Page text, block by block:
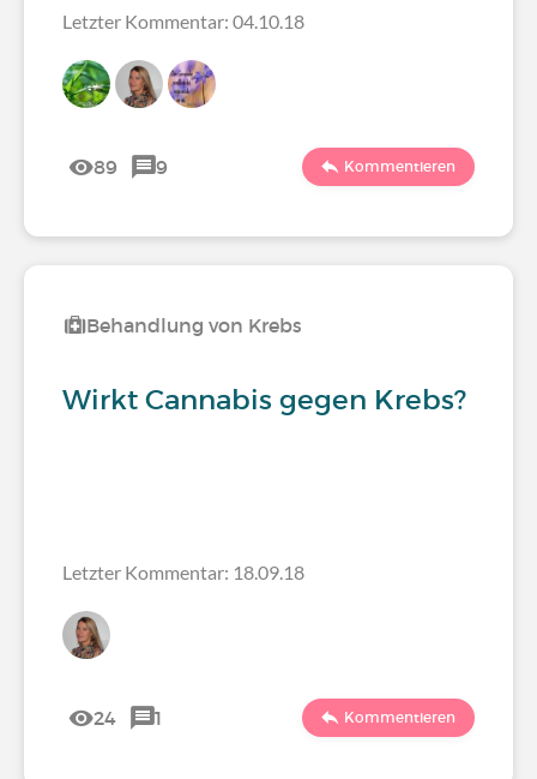
Letzter Kommentar: 04.10.18
89 9 Kommentieren
Behandlung von Krebs
Wirkt Cannabis gegen Krebs?
Letzter Kommentar: 18.09.18
24 1 Kommentieren